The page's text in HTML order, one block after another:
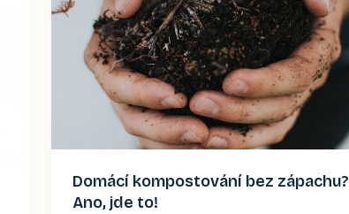
Domácí kompostování bez zápachu?
Ano, jde to!